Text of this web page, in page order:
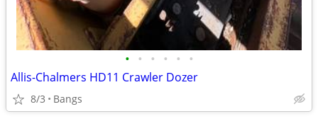
• • • • • •
Allis-Chalmers HD11 Crawler Dozer
8/3 Bangs